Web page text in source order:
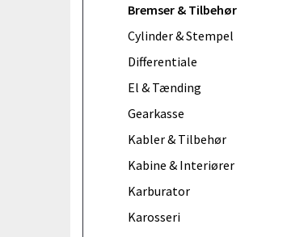
Bremser & Tilbehør
Cylinder & Stempel
Differentiale
El & Tænding
Gearkasse
Kabler & Tilbehør
Kabine & Interiører
Karburator
Karosseri